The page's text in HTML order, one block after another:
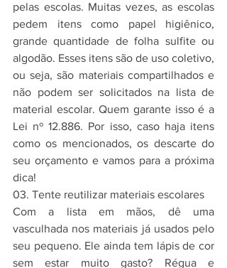
pelas escolas. Muitas vezes, as escolas
pedem itens como papel higiênico,
grande quantidade de folha sulfite ou
algodão. Esses itens são de uso coletivo,
ou seja, são materiais compartilhados e
não podem ser solicitados na lista de
material escolar. Quem garante isso é a
Lei nº 12.886. Por isso, caso haja itens
como os mencionados, os descarte do
seu orçamento e vamos para a próxima
dica!
03. Tente reutilizar materiais escolares
Com a lista em mãos, dê uma
vasculhada nos materiais já usados pelo
seu pequeno. Ele ainda tem lápis de cor
sem estar muito gasto? Régua e